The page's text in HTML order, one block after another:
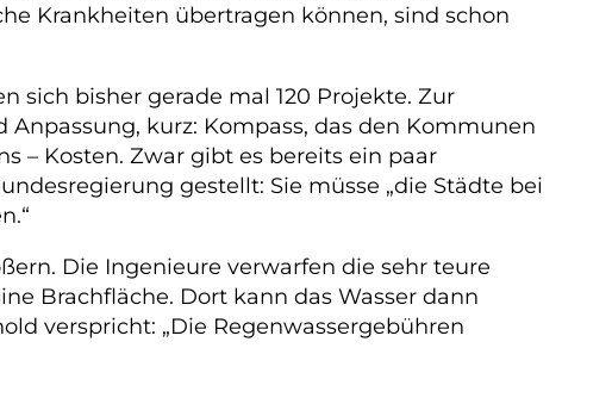
Krankheiten übertragen können, sind schon
sich bisher gerade mal 120 Projekte. Zur
kurz: Kompass, das den Kommunen
– Kosten. Zwar gibt es bereits ein paar
gestellt: Sie müsse „die Städte bei
Die Ingenieure verwarfen die sehr teure
Brachfläche. Dort kann das Wasser dann
verspricht: „Die Regenwassergebühren